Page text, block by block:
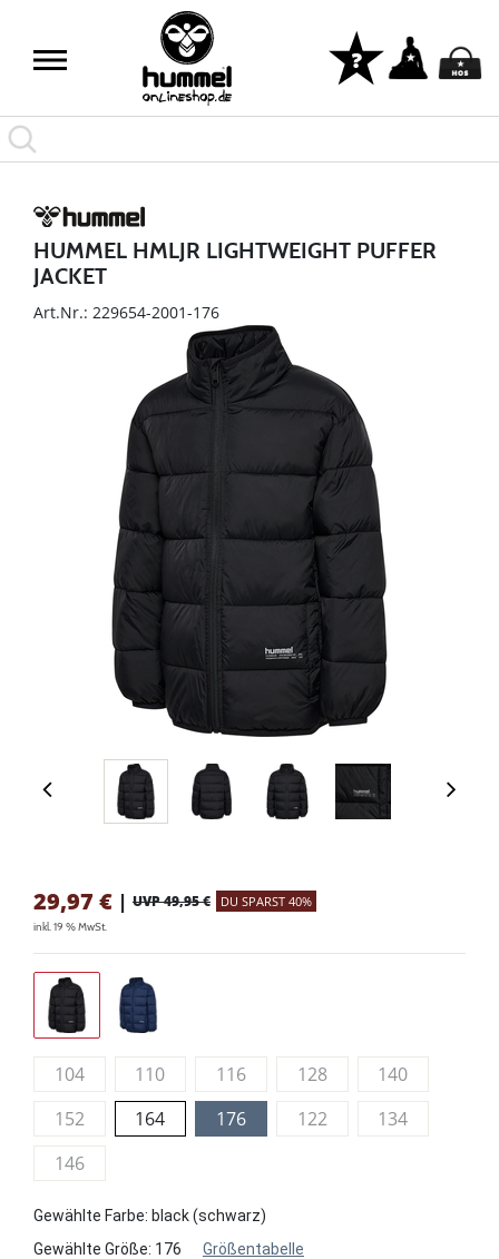
HUMMEL HMLJR LIGHTWEIGHT PUFFER
JACKET
Art.Nr.: 229654-2001-176
29,97 € | UVP 49,95 € DU SPARST 40%
inkl. 19 % MwSt.
104 110 116 128
140
152
164 176 122
134
146
Gewählte Farbe: black (schwarz)
Gewählte Größe: 176 Größentabelle